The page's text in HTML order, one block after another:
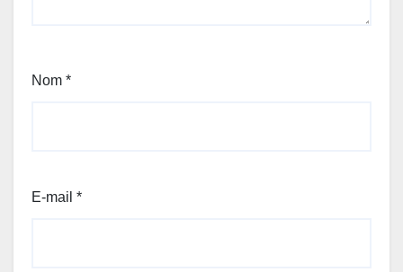
Nom *
E-mail *